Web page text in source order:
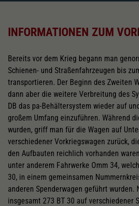
INFORMATIONEN ZUM
Bereits vor dem Krieg begann man
Schienen- und Straßenfahrzeugen bis
transportieren. Der Beginn des Zweiten
dann aber die weitere Verbreitung des
DB das pa-Behältersystem wieder auf
großem Umfang einzuführen. Während
wurden, griff man für die Wagen auf
verschiedener Vorkriegswagen zurück,
den Aufbauten reichlich vorhanden
unter anderem Fahrwerke Omm 34,
30, in einem gemeinsamen
anderen Spenderwagen geführt wurden.
insgesamt 273 BT 30 auf verschiedener